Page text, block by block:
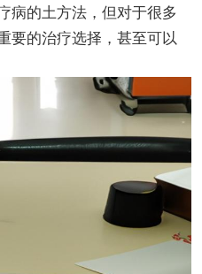
病的土方法，但对于很多
要的治疗选择，甚至可以